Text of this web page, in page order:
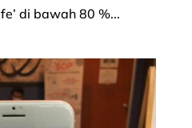
di bawah 80 %...